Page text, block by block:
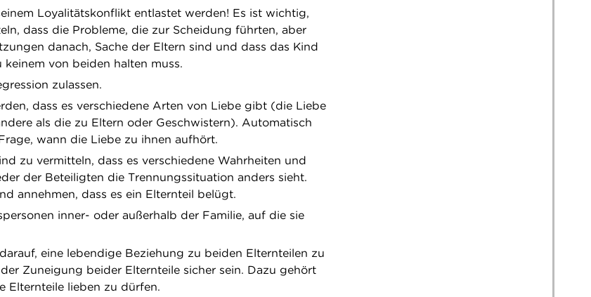
Loyalitätskonflikt entlastet werden! Es ist wichtig,
dass die Probleme, die zur Scheidung führten, aber
danach, Sache der Eltern sind und dass das Kind
von beiden halten muss.
zulassen.
dass es verschiedene Arten von Liebe gibt (die Liebe
als die zu Eltern oder Geschwistern). Automatisch
wann die Liebe zu ihnen aufhört.
zu vermitteln, dass es verschiedene Wahrheiten und
der Beteiligten die Trennungssituation anders sieht.
annehmen, dass es ein Elternteil belügt.
inner- oder außerhalb der Familie, auf die sie
eine lebendige Beziehung zu beiden Elternteilen zu
Zuneigung beider Elternteile sicher sein. Dazu gehört
Elternteile lieben zu dürfen.